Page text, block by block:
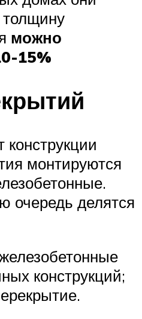
толщину
можно
15%
конструкции
монтируются
очередь делятся
конструкций;